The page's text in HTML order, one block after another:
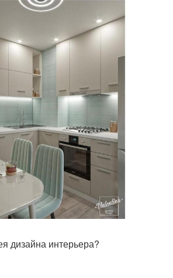
дизайна интерьера?